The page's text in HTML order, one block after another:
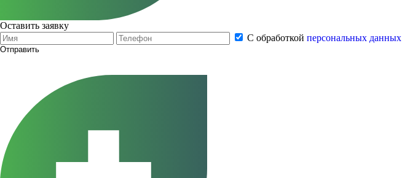
Оставить заявку
С обработкой персональных данных
Отправить